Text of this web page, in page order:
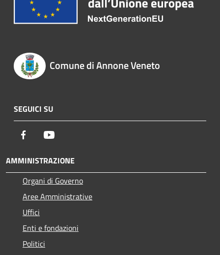
Comune di Annone Veneto
SEGUICI SU
Facebook
AMMINISTRAZIONE
Organi di Governo
Aree Amministrative
Uffici
Enti e fondazioni
Politici